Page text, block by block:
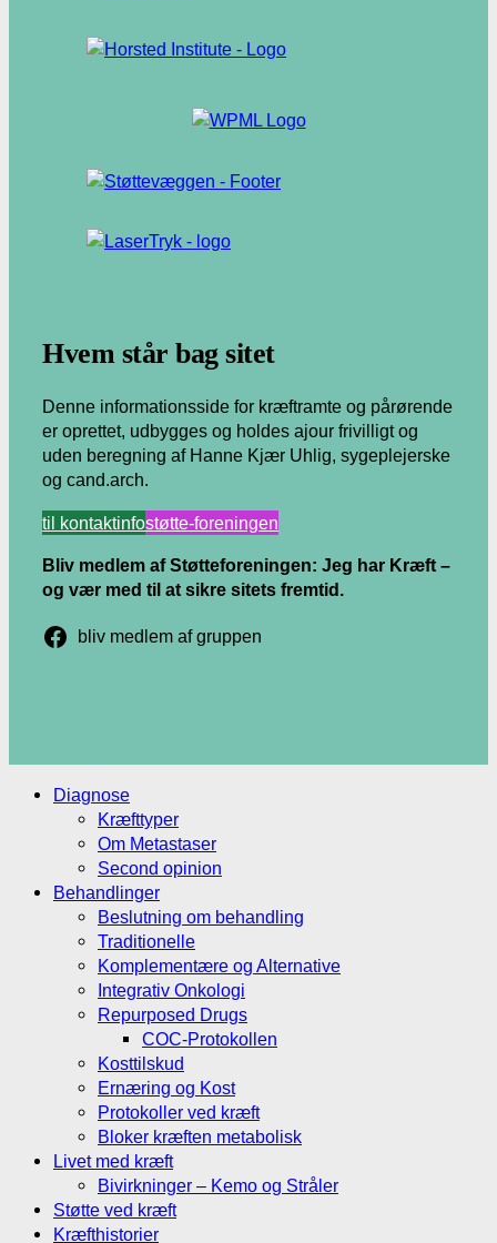
Hvem står bag sitet
Denne informationsside for kræftramte og pårørende
er oprettet, udbygges og holdes ajour frivilligt og
uden beregning af Hanne Kjær Uhlig, sygeplejerske
og cand.arch.
til kontaktinfostøtte-foreningen
Bliv medlem af Støtteforeningen: Jeg har Kræft –
og vær med til at sikre sitets fremtid.
bliv medlem af gruppen
Diagnose
Kræfttyper
Om Metastaser
Second opinion
Behandlinger
Beslutning om behandling
Traditionelle
Komplementære og Alternative
Integrativ Onkologi
Repurposed Drugs
COC-Protokollen
Kosttilskud
Ernæring og Kost
Protokoller ved kræft
Bloker kræften metabolisk
Livet med kræft
Bivirkninger – Kemo og Stråler
Støtte ved kræft
Kræfthistorier